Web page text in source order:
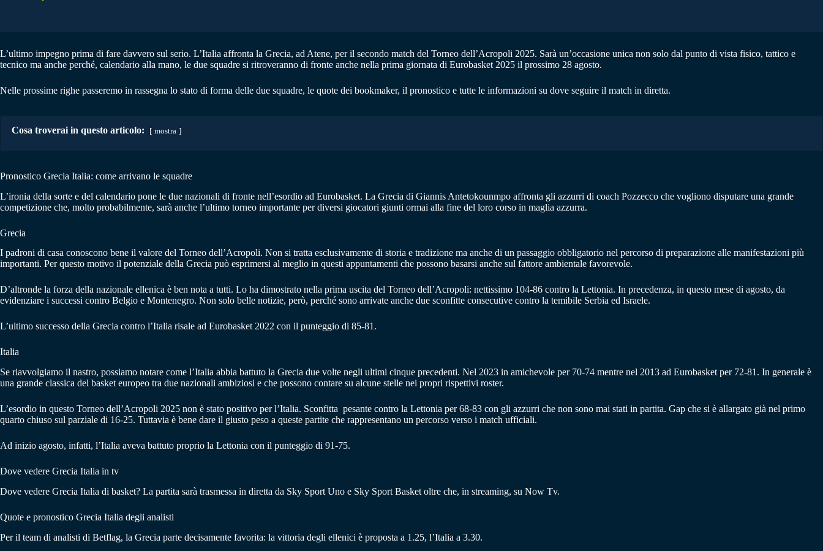
L’ultimo impegno prima di fare davvero sul serio. L’Italia affronta la Grecia, ad Atene, per il secondo match del Torneo dell’Acropoli 2025. Sarà un’occasione unica non solo dal punto di vista fisico, tattico e
tecnico ma anche perché, calendario alla mano, le due squadre si ritroveranno di fronte anche nella prima giornata di Eurobasket 2025 il prossimo 28 agosto.
Nelle prossime righe passeremo in rassegna lo stato di forma delle due squadre, le quote dei bookmaker, il pronostico e tutte le informazioni su dove seguire il match in diretta.
Cosa troverai in questo articolo: mostra
Pronostico Grecia Italia: come arrivano le squadre
L’ironia della sorte e del calendario pone le due nazionali di fronte nell’esordio ad Eurobasket. La Grecia di Giannis Antetokounmpo affronta gli azzurri di coach Pozzecco che vogliono disputare una grande
competizione che, molto probabilmente, sarà anche l’ultimo torneo importante per diversi giocatori giunti ormai alla fine del loro corso in maglia azzurra.
Grecia
I padroni di casa conoscono bene il valore del Torneo dell’Acropoli. Non si tratta esclusivamente di storia e tradizione ma anche di un passaggio obbligatorio nel percorso di preparazione alle manifestazioni più
importanti. Per questo motivo il potenziale della Grecia può esprimersi al meglio in questi appuntamenti che possono basarsi anche sul fattore ambientale favorevole.
D’altronde la forza della nazionale ellenica è ben nota a tutti. Lo ha dimostrato nella prima uscita del Torneo dell’Acropoli: nettissimo 104-86 contro la Lettonia. In precedenza, in questo mese di agosto, da
evidenziare i successi contro Belgio e Montenegro. Non solo belle notizie, però, perché sono arrivate anche due sconfitte consecutive contro la temibile Serbia ed Israele.
L’ultimo successo della Grecia contro l’Italia risale ad Eurobasket 2022 con il punteggio di 85-81.
Italia
Se riavvolgiamo il nastro, possiamo notare come l’Italia abbia battuto la Grecia due volte negli ultimi cinque precedenti. Nel 2023 in amichevole per 70-74 mentre nel 2013 ad Eurobasket per 72-81. In generale è
una grande classica del basket europeo tra due nazionali ambiziosi e che possono contare su alcune stelle nei propri rispettivi roster.
L’esordio in questo Torneo dell’Acropoli 2025 non è stato positivo per l’Italia. Sconfitta pesante contro la Lettonia per 68-83 con gli azzurri che non sono mai stati in partita. Gap che si è allargato già nel primo
quarto chiuso sul parziale di 16-25. Tuttavia è bene dare il giusto peso a queste partite che rappresentano un percorso verso i match ufficiali.
Ad inizio agosto, infatti, l’Italia aveva battuto proprio la Lettonia con il punteggio di 91-75.
Dove vedere Grecia Italia in tv
Dove vedere Grecia Italia di basket? La partita sarà trasmessa in diretta da Sky Sport Uno e Sky Sport Basket oltre che, in streaming, su Now Tv.
Quote e pronostico Grecia Italia degli analisti
Per il team di analisti di Betflag, la Grecia parte decisamente favorita: la vittoria degli ellenici è proposta a 1.25, l’Italia a 3.30.